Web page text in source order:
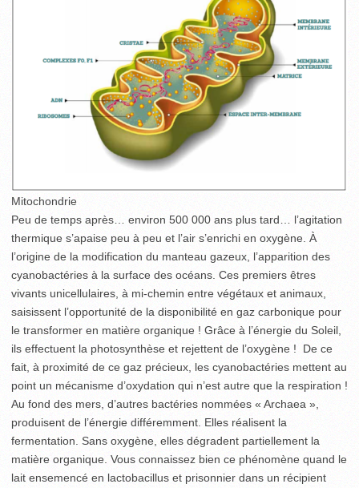
Mitochondrie
Peu de temps après… environ 500 000 ans plus tard… l’agitation
thermique s’apaise peu à peu et l’air s’enrichi en oxygène. À
l’origine de la modification du manteau gazeux, l’apparition des
cyanobactéries à la surface des océans. Ces premiers êtres
vivants unicellulaires, à mi-chemin entre végétaux et animaux,
saisissent l’opportunité de la disponibilité en gaz carbonique pour
le transformer en matière organique ! Grâce à l’énergie du Soleil,
ils effectuent la photosynthèse et rejettent de l’oxygène ! De ce
fait, à proximité de ce gaz précieux, les cyanobactéries mettent au
point un mécanisme d’oxydation qui n’est autre que la respiration !
Au fond des mers, d’autres bactéries nommées « Archaea »,
produisent de l’énergie différemment. Elles réalisent la
fermentation. Sans oxygène, elles dégradent partiellement la
matière organique. Vous connaissez bien ce phénomène quand le
lait ensemencé en lactobacillus et prisonnier dans un récipient